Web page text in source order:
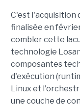
C'est l'acquisition
finalisée en février
combler cette
technologie
composantes
d'exécution
Linux et
une couche de